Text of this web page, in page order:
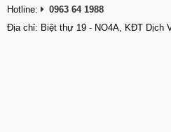
Hotline:
0963 64 1988
Địa chỉ: Biệt thự 19 - NO4A, KĐT Dịch